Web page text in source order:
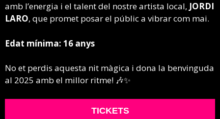
amb l’energia i el talent del nostre artista local, JORDI
LARO, que promet posar el públic a vibrar com mai.
Edat mínima: 16 anys
No et perdis aquesta nit màgica i dona la benvinguda
al 2025 amb el millor ritme! 🎶✨
TICKETS